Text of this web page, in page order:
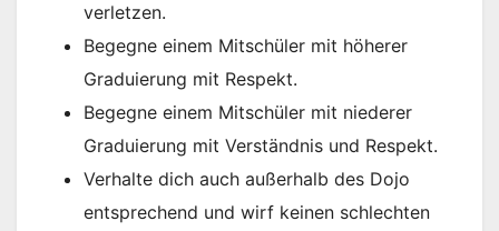
verletzen.
Begegne einem Mitschüler mit höherer
Graduierung mit Respekt.
Begegne einem Mitschüler mit niederer
Graduierung mit Verständnis und Respekt.
Verhalte dich auch außerhalb des Dojo
entsprechend und wirf keinen schlechten